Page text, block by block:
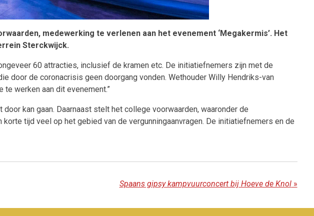
medewerking te verlenen aan het evenement ‘Megakermis’. Het
Sterckwijck.
60 attracties, inclusief de kramen etc. De initiatiefnemers zijn met de
door de coronacrisis geen doorgang vonden. Wethouder Willy Hendriks-van
te werken aan dit evenement.”
kan gaan. Daarnaast stelt het college voorwaarden, waaronder de
tijd veel op het gebied van de vergunningaanvragen. De initiatiefnemers en de
Spaans gipsy kampvuurconcert bij Hoeve de Knol»